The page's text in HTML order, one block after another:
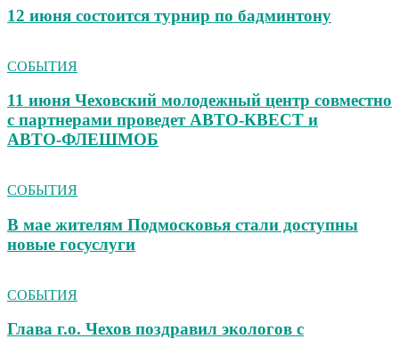
12 июня состоится турнир по бадминтону
СОБЫТИЯ
11 июня Чеховский молодежный центр совместно
с партнерами проведет АВТО‑КВЕСТ и
АВТО‑ФЛЕШМОБ
СОБЫТИЯ
В мае жителям Подмосковья стали доступны
новые госуслуги
СОБЫТИЯ
Глава г.о. Чехов поздравил экологов с